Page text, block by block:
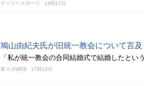
デイリースポーツ 14時17分
鳩山由紀夫氏が旧統一教会について言
「私が統一教会の合同結婚式で結婚したとい
東スポWEB 17時12分